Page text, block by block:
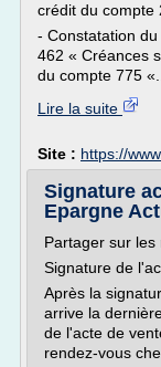
crédit du compte
- Constatation
462 « Créances
du compte 775 «...
Lire la suite
Site : https://
Signature
Epargne
Partager sur
Signature de
Après la
arrive la
de l'acte de
rendez-vous